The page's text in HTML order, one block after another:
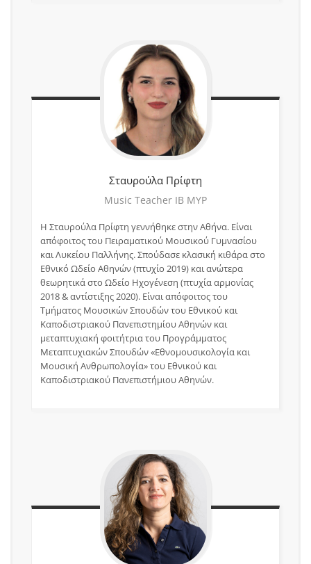
Σταυρούλα Πρίφτη
Music Teacher IB MYP
Η Σταυρούλα Πρίφτη γεννήθηκε στην Αθήνα. Είναι
απόφοιτος του Πειραματικού Μουσικού Γυμνασίου
και Λυκείου Παλλήνης. Σπούδασε κλασική κιθάρα στο
Εθνικό Ωδείο Αθηνών (πτυχίο 2019) και ανώτερα
θεωρητικά στο Ωδείο Ηχογένεση (πτυχία αρμονίας
2018 & αντίστιξης 2020). Είναι απόφοιτος του
Τμήματος Μουσικών Σπουδών του Εθνικού και
Καποδιστριακού Πανεπιστημίου Αθηνών και
μεταπτυχιακή φοιτήτρια του Προγράμματος
Μεταπτυχιακών Σπουδών «Εθνομουσικολογία και
Μουσική Ανθρωπολογία» του Εθνικού και
Καποδιστριακού Πανεπιστήμιου Αθηνών.